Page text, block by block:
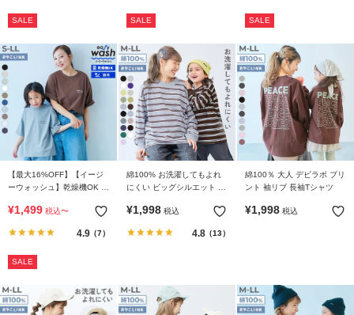
か
探
子
ど
も
コ
ム
ガ
イ
ド・
ヘ
SALE SALE SALE
【最大16%OFF】【イージ
ーウォッシュ】乾燥機OK 防
シャツ
¥1,499 税込〜
4.9（7）
SALE
綿100% お洗濯してもよれ
にくい ビッグシルエット 袖
ャツ
¥1,998 税込
4.8（13）
綿100％ 大人 デビラボ プリ
ント 袖リブ 長袖Tシャツ
¥1,998 税込